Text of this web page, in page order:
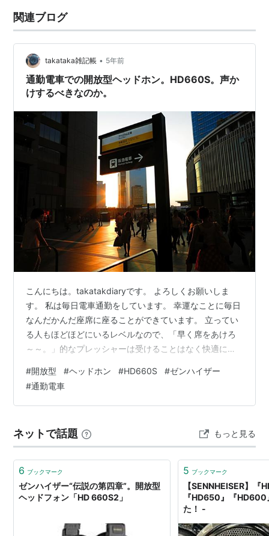
関連ブログ
takataka雑記帳 • 5年前
通勤電車での開放型ヘッドホン。HD660S。声か
けするべきなのか。
こんにちは。takatakdiaryです。 よろしくお願いしま
す。 私は毎日電車通勤をしています。 幸運なことに毎日
なんだかんだ座席に座ることができています。 立ってい
る人もほどほどにいるレベルなので、「早く席をあけろ
～～。」的なプレッシャーは受けることはなく快適に通
スのイヤホンNoble AudioのFALCONで動画を見たり、音
楽を聴いたりしていることが多く、通勤時間を楽しく過
ごすことができています。 人間観察をあまりするほうで
る人がいると、ふと見入ってしまうことがあるくらいで
す。 この日…
#開放型 #ヘッドホン #HD660S #ゼンハイザー
#通勤電車
ネットで話題 もっと見る
6 ブックマーク
ゼンハイザー“伝説の第四章”。開放型
ヘッドフォン「HD 660S2」
5 ブックマーク
【SENNHEISER】『
『HD650』『
た！ -